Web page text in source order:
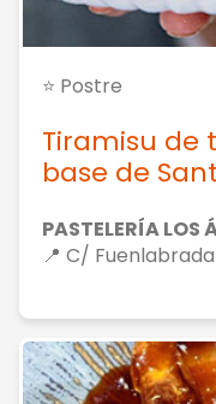
⭐ Postre
Tiramisu de
base de
PASTELERÍA LOS
📍 C/ Fuenlabrada